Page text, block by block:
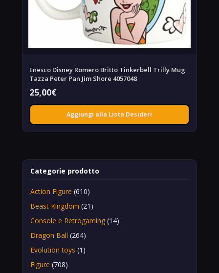
Enesco Disney Romero Britto Tinkerbell Trilly Mug
Tazza Peter Pan Jim Shore 4057048
25,00€
Aggiungi alla Lista Desideri
Categorie prodotto
Action Figure (610)
Beast Kingdom (21)
Console e Retrogaming (14)
Dragon Ball (264)
Evolution toys (1)
Figure (708)